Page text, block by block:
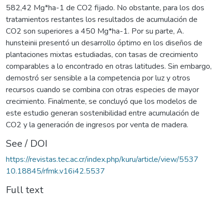
582,42 Mg*ha-1 de CO2 fijado. No obstante, para los dos
tratamientos restantes los resultados de acumulación de
CO2 son superiores a 450 Mg*ha-1. Por su parte, A.
hunsteinii presentó un desarrollo óptimo en los diseños de
plantaciones mixtas estudiadas, con tasas de crecimiento
comparables a lo encontrado en otras latitudes. Sin embargo,
demostró ser sensible a la competencia por luz y otros
recursos cuando se combina con otras especies de mayor
crecimiento. Finalmente, se concluyó que los modelos de
este estudio generan sostenibilidad entre acumulación de
CO2 y la generación de ingresos por venta de madera.
See / DOI
https://revistas.tec.ac.cr/index.php/kuru/article/view/5537
10.18845/rfmk.v16i42.5537
Full text